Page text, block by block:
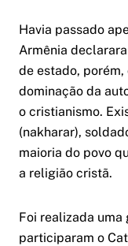
Havia passado
Armênia
de estado, porém,
dominação da
o cristianismo.
(nakharar),
maioria do povo
a religião cristã.
Foi realizada uma
participaram o